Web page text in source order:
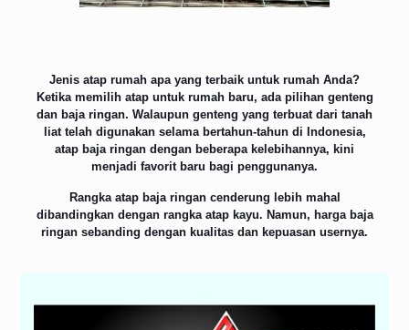
Jenis atap rumah apa yang terbaik untuk rumah Anda?
Ketika memilih atap untuk rumah baru, ada pilihan genteng
dan baja ringan. Walaupun genteng yang terbuat dari tanah
liat telah digunakan selama bertahun-tahun di Indonesia,
atap baja ringan dengan beberapa kelebihannya, kini
menjadi favorit baru bagi penggunanya.
Rangka atap baja ringan cenderung lebih mahal
dibandingkan dengan rangka atap kayu. Namun, harga baja
ringan sebanding dengan kualitas dan kepuasan usernya.